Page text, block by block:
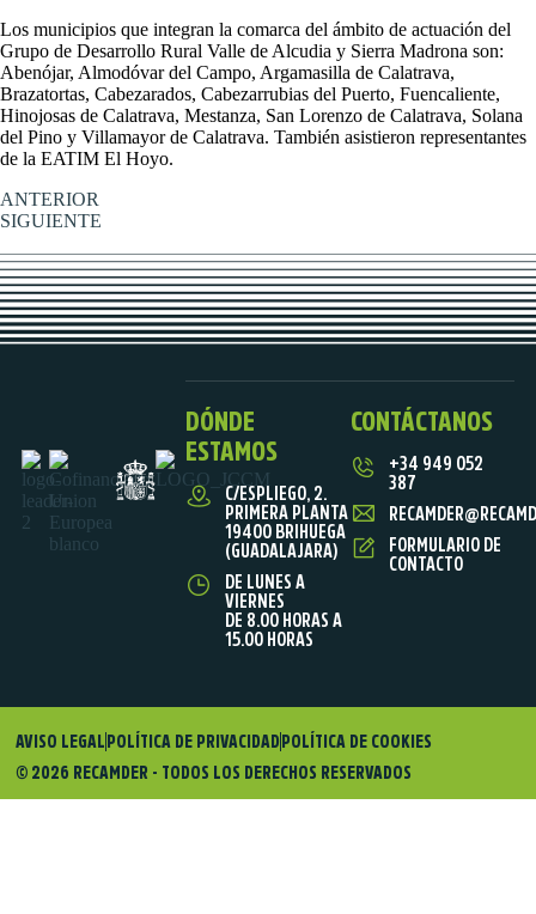
Los municipios que integran la comarca del ámbito de actuación del
Grupo de Desarrollo Rural Valle de Alcudia y Sierra Madrona son:
Abenójar, Almodóvar del Campo, Argamasilla de Calatrava,
Brazatortas, Cabezarados, Cabezarrubias del Puerto, Fuencaliente,
Hinojosas de Calatrava, Mestanza, San Lorenzo de Calatrava, Solana
del Pino y Villamayor de Calatrava. También asistieron representantes
de la EATIM El Hoyo.
ANTERIOR
SIGUIENTE
DÓNDE
ESTAMOS
C/ESPLIEGO, 2.
PRIMERA PLANTA
19400 BRIHUEGA
(GUADALAJARA)
DE LUNES A
VIERNES
DE 8.00 HORAS A
15.00 HORAS
CONTÁCTANOS
+34 949 052
387
FORMULARIO DE
CONTACTO
© 2026 RECAMDER - TODOS LOS DERECHOS RESERVADOS
AVISO LEGAL POLÍTICA DE PRIVACIDAD POLÍTICA DE COOKIES